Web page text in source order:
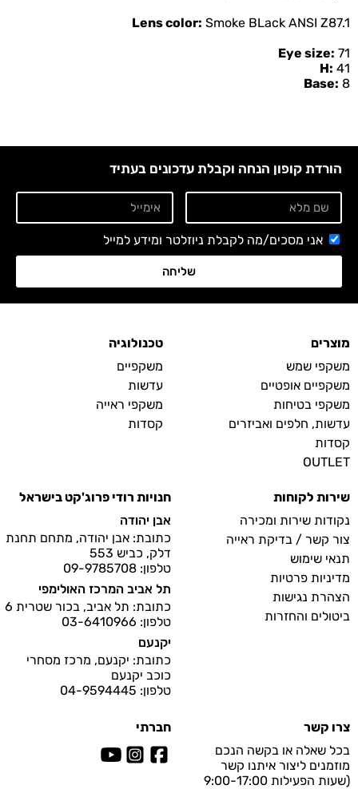
Lens color: Smoke BLack ANSI Z87.1
Eye size: 71
H: 41
Base: 8
הורדת קופון הנחה וקבלת עדכונים בעתיד
אני מסכים/מה לקבלת ניוזלטר ומידע למייל
שליחה
מוצרים
משקפי שמש
משקפיים אופטיים
משקפי בטיחות
עדשות, חלפים ואביזרים
קסדות
OUTLET
טכנולוגיה
משקפיים
עדשות
משקפי ראייה
קסדות
שירות לקוחות
נקודות שירות ומכירה
צור קשר / בדיקת ראייה
תנאי שימוש
מדיניות פרטיות
הצהרת נגישות
ביטולים והחזרות
חנויות רודי פרוג'קט בישראל
אבן יהודה
כתובת: אבן יהודה, מתחם תחנת
דלק, כביש 553
טלפון: 09-9785708
תל אביב המרכז האולימפי
כתובת: תל אביב, בכור שטרית 6
טלפון: 03-6410966
יקנעם
כתובת: יקנעם, מרכז מסחרי
כוכב יקנעם
טלפון: 04-9594445
צרו קשר
בכל שאלה או בקשה הנכם
מוזמנים ליצור איתנו קשר
(שעות הפעילות 9:00-17:00
חברתי